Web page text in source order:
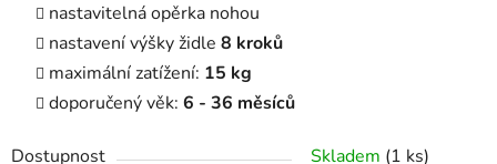
nastavitelná opěrka nohou
nastavení výšky židle 8 kroků
maximální zatížení: 15 kg
doporučený věk: 6 - 36 měsíců
Dostupnost Skladem (1 ks)